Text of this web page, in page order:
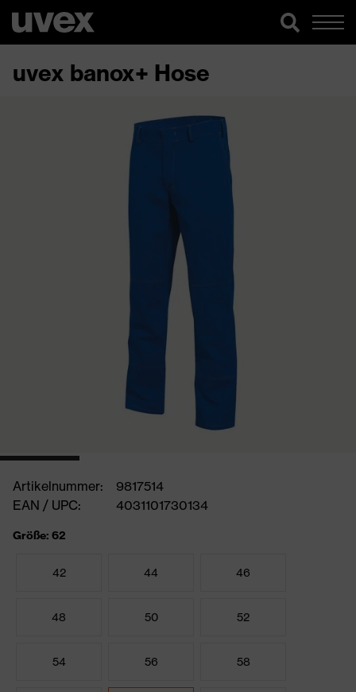
uvex banox+ Hose
Artikelnummer:
9817514
EAN / UPC:
4031101730134
Größe: 62
42 44 46
48 50 52
54 56 58